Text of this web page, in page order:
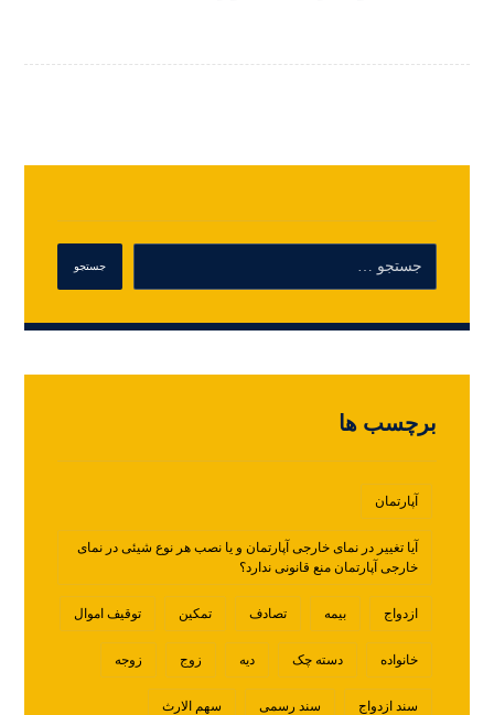
برچسب ها
آپارتمان
آیا تغییر در نمای خارجی آپارتمان و یا نصب هر نوع شیئی در نمای
خارجی آپارتمان منع قانونی ندارد؟
ازدواج بیمه تصادف تمکین توقیف اموال
خانواده دسته چک دیه زوج زوجه
سند ازدواج سند رسمی سهم الارث